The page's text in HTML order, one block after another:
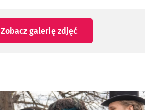
Zobacz galerię zdjęć